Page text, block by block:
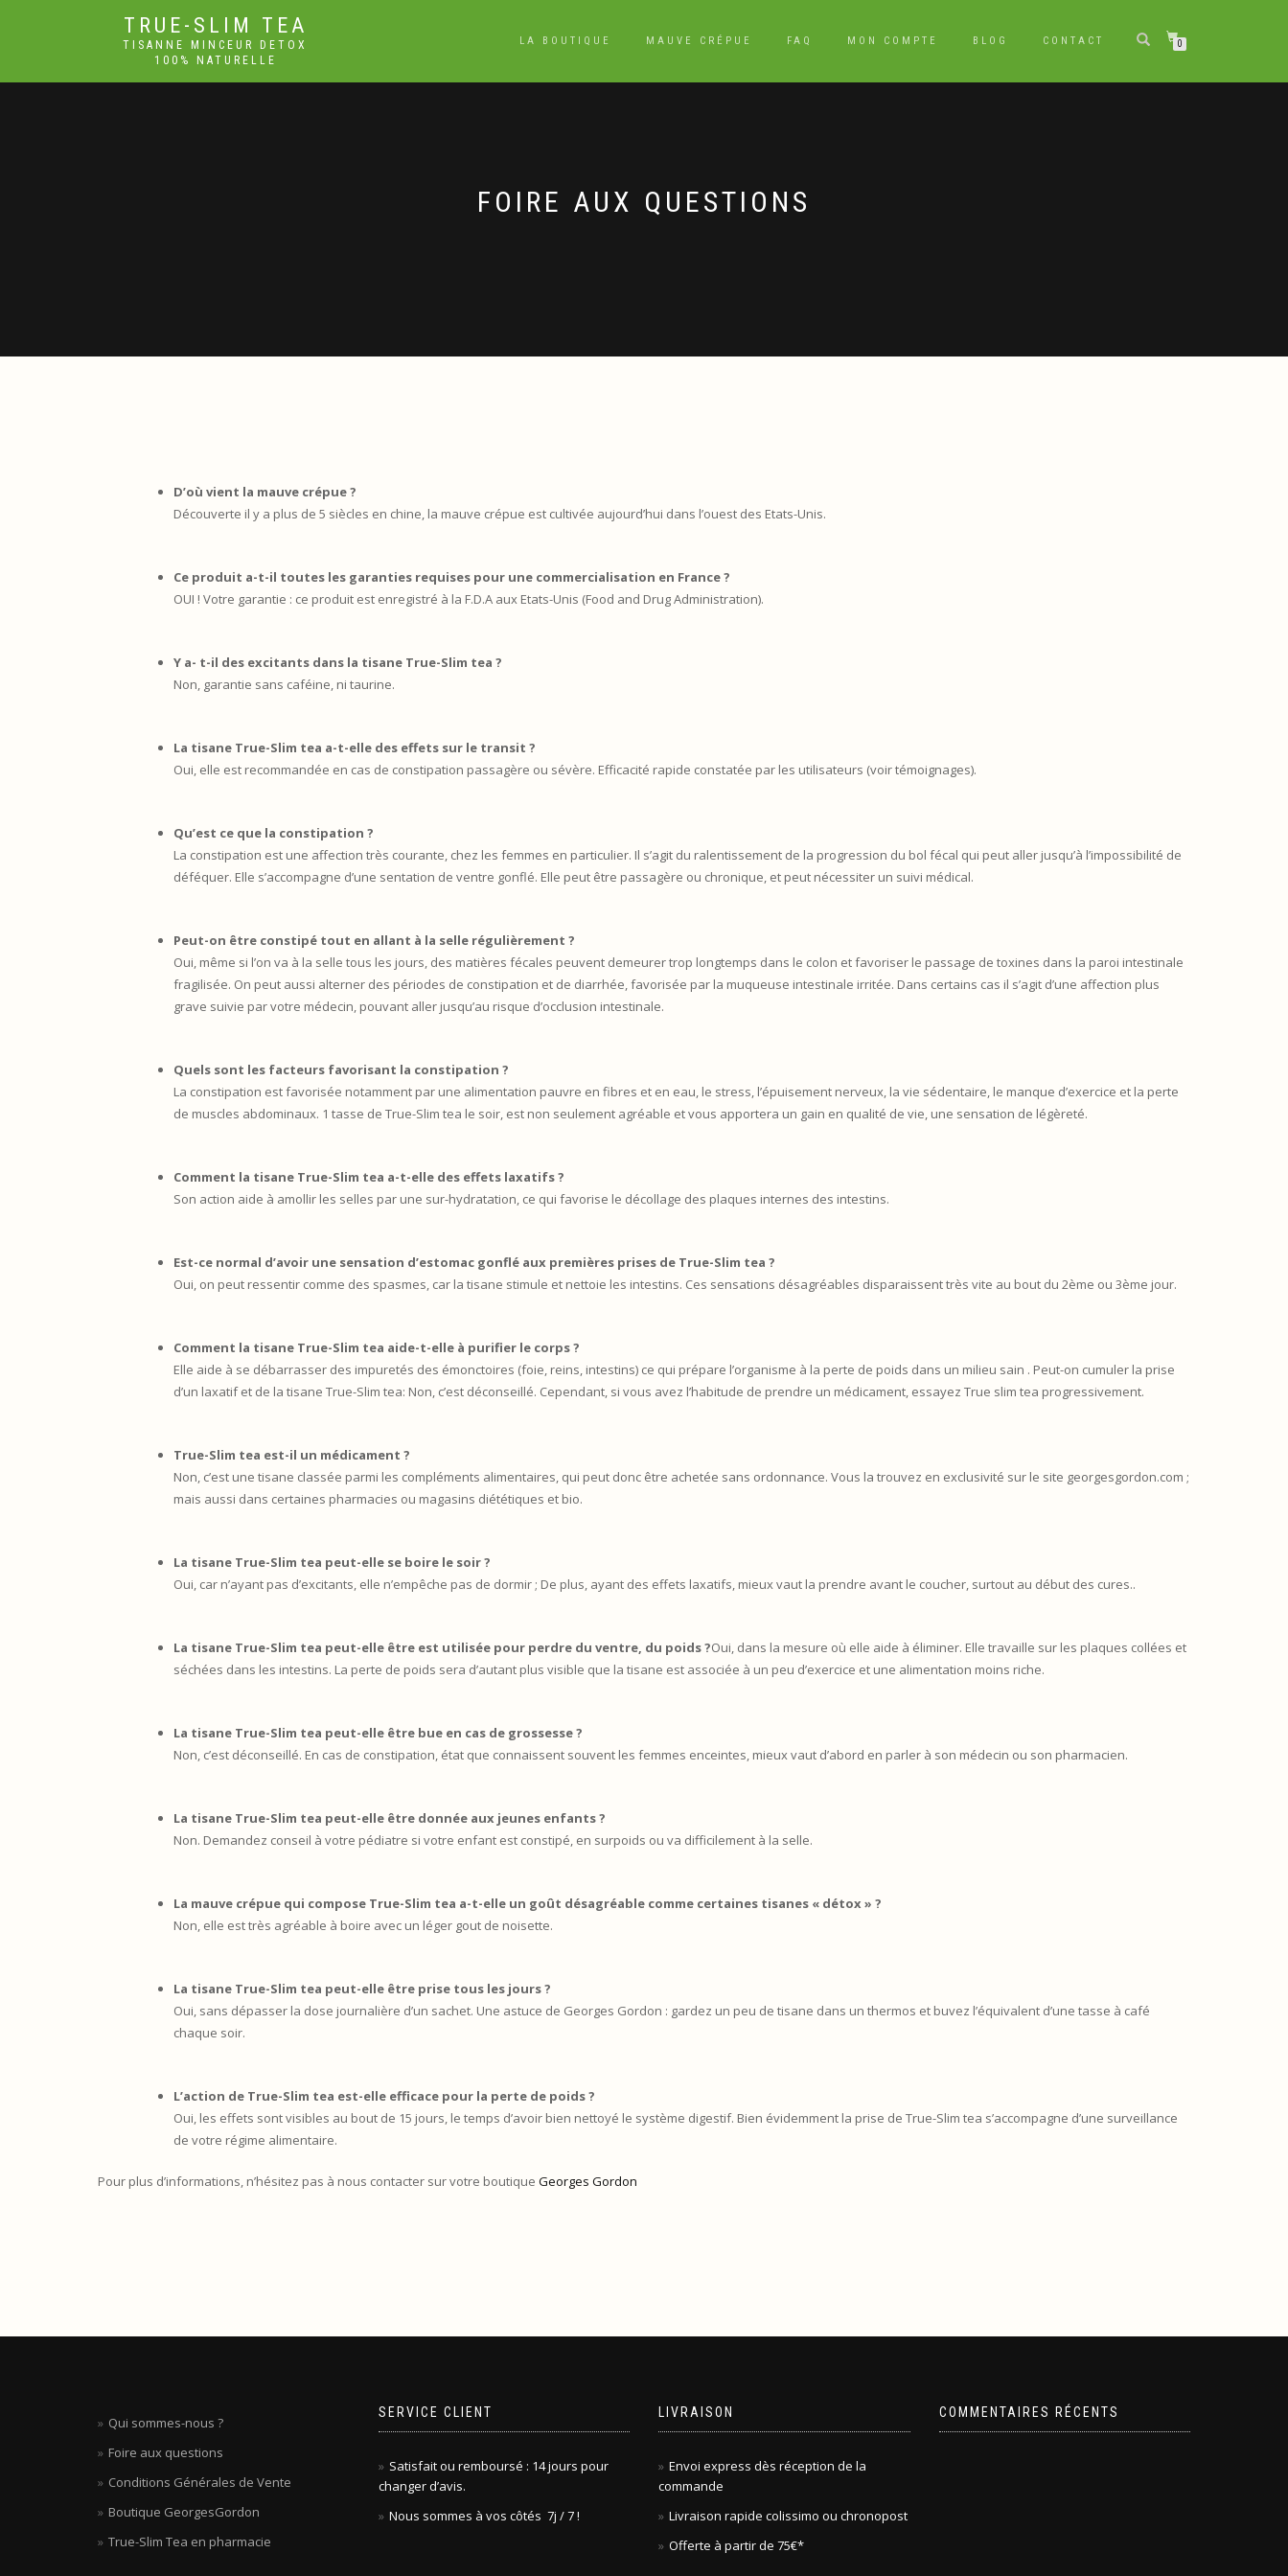
TRUE-SLIM TEA
TISANNE MINCEUR DETOX
100% NATURELLE
LA BOUTIQUE MAUVE CRÉPUE FAQ MON COMPTE BLOG CONTACT 0
FOIRE AUX QUESTIONS
D’où vient la mauve crépue ?
Découverte il y a plus de 5 siècles en chine, la mauve crépue est cultivée aujourd’hui dans l’ouest des Etats-Unis.
Ce produit a-t-il toutes les garanties requises pour une commercialisation en France ?
OUI ! Votre garantie : ce produit est enregistré à la F.D.A aux Etats-Unis (Food and Drug Administration).
Y a- t-il des excitants dans la tisane True-Slim tea ?
Non, garantie sans caféine, ni taurine.
La tisane True-Slim tea a-t-elle des effets sur le transit ?
Oui, elle est recommandée en cas de constipation passagère ou sévère. Efficacité rapide constatée par les utilisateurs (voir témoignages).
Qu’est ce que la constipation ?
La constipation est une affection très courante, chez les femmes en particulier. Il s’agit du ralentissement de la progression du bol fécal qui peut aller jusqu’à l’impossibilité de
déféquer. Elle s’accompagne d’une sentation de ventre gonflé. Elle peut être passagère ou chronique, et peut nécessiter un suivi médical.
Peut-on être constipé tout en allant à la selle régulièrement ?
Oui, même si l’on va à la selle tous les jours, des matières fécales peuvent demeurer trop longtemps dans le colon et favoriser le passage de toxines dans la paroi intestinale
fragilisée. On peut aussi alterner des périodes de constipation et de diarrhée, favorisée par la muqueuse intestinale irritée. Dans certains cas il s’agit d’une affection plus
grave suivie par votre médecin, pouvant aller jusqu’au risque d’occlusion intestinale.
Quels sont les facteurs favorisant la constipation ?
La constipation est favorisée notamment par une alimentation pauvre en fibres et en eau, le stress, l’épuisement nerveux, la vie sédentaire, le manque d’exercice et la perte
de muscles abdominaux. 1 tasse de True-Slim tea le soir, est non seulement agréable et vous apportera un gain en qualité de vie, une sensation de légèreté.
Comment la tisane True-Slim tea a-t-elle des effets laxatifs ?
Son action aide à amollir les selles par une sur-hydratation, ce qui favorise le décollage des plaques internes des intestins.
Est-ce normal d’avoir une sensation d’estomac gonflé aux premières prises de True-Slim tea ?
Oui, on peut ressentir comme des spasmes, car la tisane stimule et nettoie les intestins. Ces sensations désagréables disparaissent très vite au bout du 2ème ou 3ème jour.
Comment la tisane True-Slim tea aide-t-elle à purifier le corps ?
Elle aide à se débarrasser des impuretés des émonctoires (foie, reins, intestins) ce qui prépare l’organisme à la perte de poids dans un milieu sain . Peut-on cumuler la prise
d’un laxatif et de la tisane True-Slim tea: Non, c’est déconseillé. Cependant, si vous avez l’habitude de prendre un médicament, essayez True slim tea progressivement.
True-Slim tea est-il un médicament ?
Non, c’est une tisane classée parmi les compléments alimentaires, qui peut donc être achetée sans ordonnance. Vous la trouvez en exclusivité sur le site georgesgordon.com ;
mais aussi dans certaines pharmacies ou magasins diététiques et bio.
La tisane True-Slim tea peut-elle se boire le soir ?
Oui, car n’ayant pas d’excitants, elle n’empêche pas de dormir ; De plus, ayant des effets laxatifs, mieux vaut la prendre avant le coucher, surtout au début des cures..
La tisane True-Slim tea peut-elle être est utilisée pour perdre du ventre, du poids ?Oui, dans la mesure où elle aide à éliminer. Elle travaille sur les plaques collées et
séchées dans les intestins. La perte de poids sera d’autant plus visible que la tisane est associée à un peu d’exercice et une alimentation moins riche.
La tisane True-Slim tea peut-elle être bue en cas de grossesse ?
Non, c’est déconseillé. En cas de constipation, état que connaissent souvent les femmes enceintes, mieux vaut d’abord en parler à son médecin ou son pharmacien.
La tisane True-Slim tea peut-elle être donnée aux jeunes enfants ?
Non. Demandez conseil à votre pédiatre si votre enfant est constipé, en surpoids ou va difficilement à la selle.
La mauve crépue qui compose True-Slim tea a-t-elle un goût désagréable comme certaines tisanes « détox » ?
Non, elle est très agréable à boire avec un léger gout de noisette.
La tisane True-Slim tea peut-elle être prise tous les jours ?
Oui, sans dépasser la dose journalière d’un sachet. Une astuce de Georges Gordon : gardez un peu de tisane dans un thermos et buvez l’équivalent d’une tasse à café
chaque soir.
L’action de True-Slim tea est-elle efficace pour la perte de poids ?
Oui, les effets sont visibles au bout de 15 jours, le temps d’avoir bien nettoyé le système digestif. Bien évidemment la prise de True-Slim tea s’accompagne d’une surveillance
de votre régime alimentaire.
Pour plus d’informations, n’hésitez pas à nous contacter sur votre boutique Georges Gordon
Qui sommes-nous ?
Foire aux questions
Conditions Générales de Vente
Boutique GeorgesGordon
True-Slim Tea en pharmacie
SERVICE CLIENT
Satisfait ou remboursé : 14 jours pour
changer d’avis.
Nous sommes à vos côtés 7j / 7 !
LIVRAISON
Envoi express dès réception de la
commande
Livraison rapide colissimo ou chronopost
Offerte à partir de 75€*
COMMENTAIRES RÉCENTS